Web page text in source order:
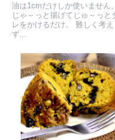
油は1cmだけしか使いません。
じゃ～っと揚げてじゅ～っと
レをかけるだけ。 難しく考え
ず...